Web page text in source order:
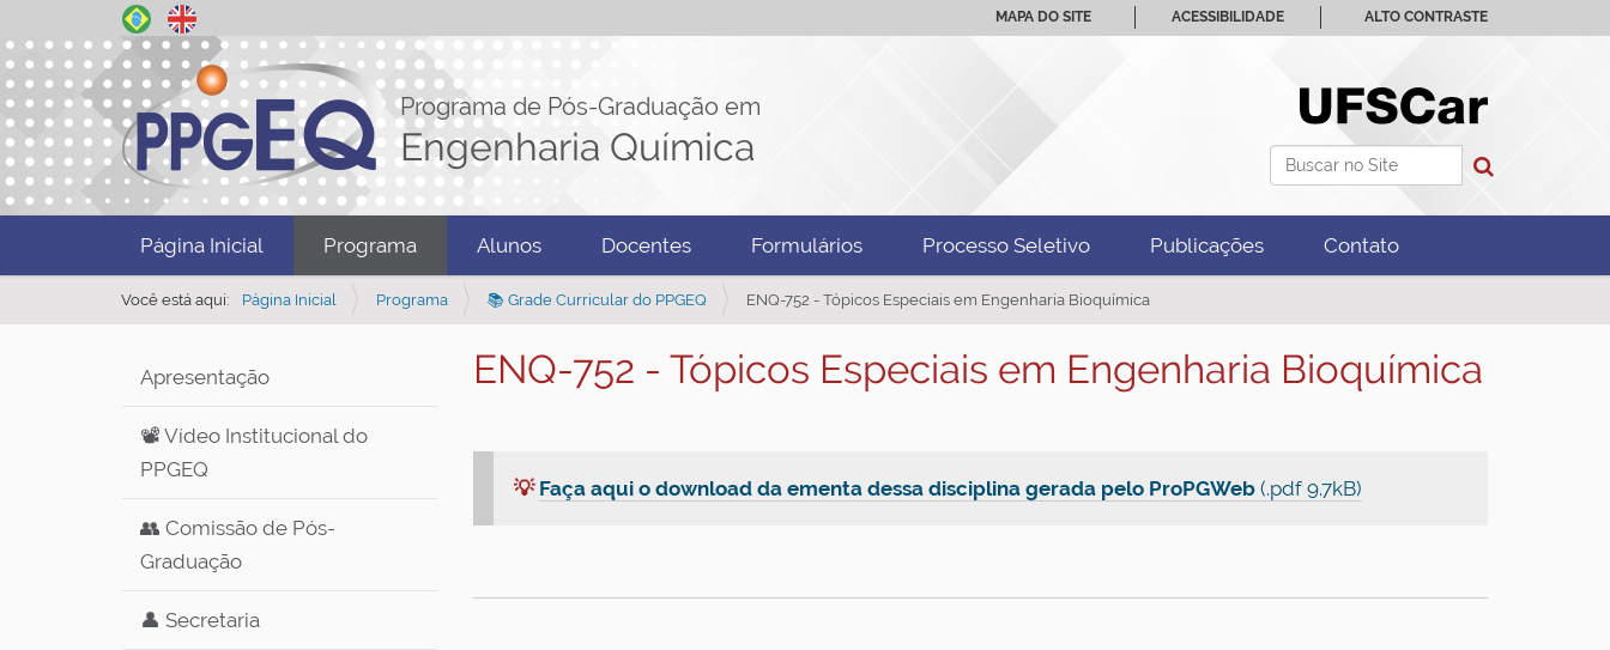
Programa de Pós-Graduação em
Engenharia Química Busca
MAPA DO SITE ACESSIBILIDADE ALTO CONTRASTE
Página Inicial Programa Alunos Docentes Formulários Processo Seletivo Publicações Contato
Você está aqui: Página Inicial Programa 📚 Grade Curricular do PPGEQ ENQ-752 - Tópicos Especiais em Engenharia Bioquímica
Apresentação
📽️ Vídeo Institucional do
PPGEQ
👥 Comissão de Pós-
Graduação
👤 Secretaria
ENQ-752 - Tópicos Especiais em Engenharia Bioquímica
💡 Faça aqui o download da ementa dessa disciplina gerada pelo ProPGWeb (.pdf 9.7kB)